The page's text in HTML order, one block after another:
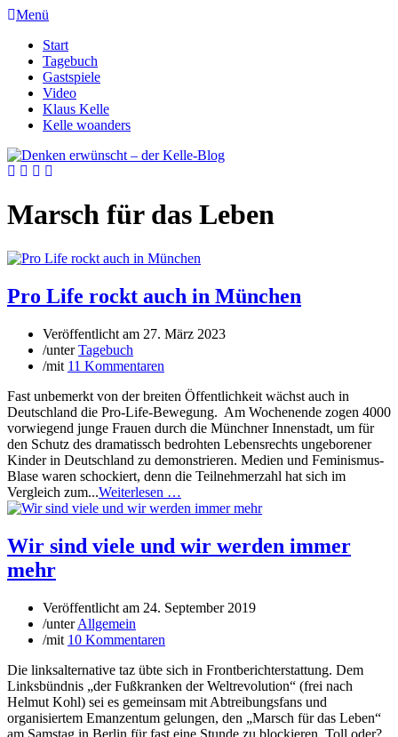
Menü
Start
Tagebuch
Gastspiele
Video
Klaus Kelle
Kelle woanders
Marsch für das Leben
Pro Life rockt auch in München
Veröffentlicht am 27. März 2023
/unterTagebuch
/mit 11 Kommentaren
Fast unbemerkt von der breiten Öffentlichkeit wächst auch in
Deutschland die Pro-Life-Bewegung. Am Wochenende zogen 4000
vorwiegend junge Frauen durch die Münchner Innenstadt, um für
den Schutz des dramatissch bedrohten Lebensrechts ungeborener
Kinder in Deutschland zu demonstrieren. Medien und Feminismus-
Blase waren schockiert, denn die Teilnehmerzahl hat sich im
Vergleich zum...Weiterlesen …
Wir sind viele und wir werden immer
mehr
Veröffentlicht am 24. September 2019
/unterAllgemein
/mit 10 Kommentaren
Die linksalternative taz übte sich in Frontberichterstattung. Dem
Linksbündnis „der Fußkranken der Weltrevolution“ (frei nach
Helmut Kohl) sei es gemeinsam mit Abtreibungsfans und
organisiertem Emanzentum gelungen, den „Marsch für das Leben“
am Samstag in Berlin für fast eine Stunde zu blockieren. Toll oder?